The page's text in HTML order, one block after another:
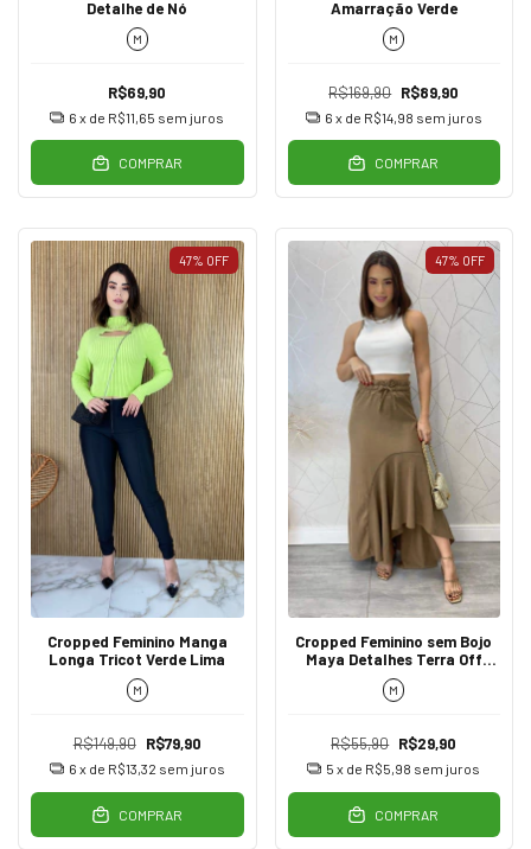
Detalhe de Nó
M
R$69,90
6 x de R$11,65 sem juros
COMPRAR
Amarração Verde
M
R$169,90 R$89,90
6 x de R$14,98 sem juros
COMPRAR
47% OFF
Cropped Feminino Manga
Longa Tricot Verde Lima
M
R$149,90 R$79,90
6 x de R$13,32 sem juros
COMPRAR
47% OFF
Cropped Feminino sem Bojo
Maya Detalhes Terra Off
White
M
R$55,90 R$29,90
5 x de R$5,98 sem juros
COMPRAR